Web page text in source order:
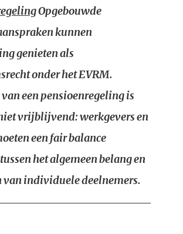
Opgebouwde
kunnen
genieten als
onder het EVRM.
een pensioenregeling is
vrijblijvend: werkgevers en
een fair balance
het algemeen belang en
van individuele deelnemers.